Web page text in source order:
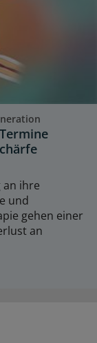
an ihre
und
gehen einer
an